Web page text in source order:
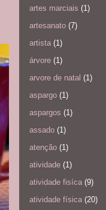
artes marciais (1)
artesanato (7)
artista (1)
árvore (1)
arvore de natal (1)
aspargo (1)
aspargos (1)
assado (1)
atenção (1)
atividade (1)
atividade fisíca (9)
atividade física (20)